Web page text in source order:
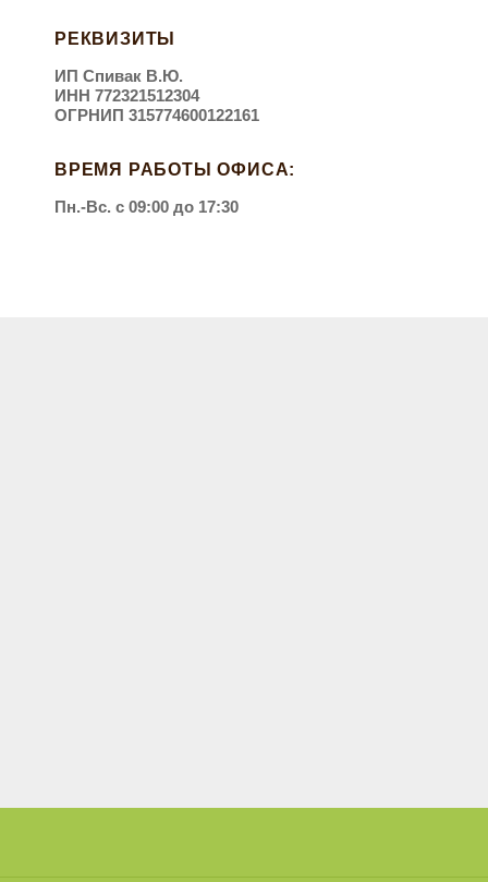
Амортизаторы
Карабины
Аксессуары для груминга
РЕКВИЗИТЫ
ИП Спивак В.Ю.
ИНН 772321512304
ОГРНИП 315774600122161
ВРЕМЯ РАБОТЫ ОФИСА:
Пн.-Вс. с 09:00 до 17:30